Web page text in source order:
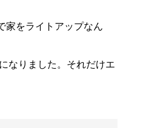
家をライトアップなん
なりました。それだけエ